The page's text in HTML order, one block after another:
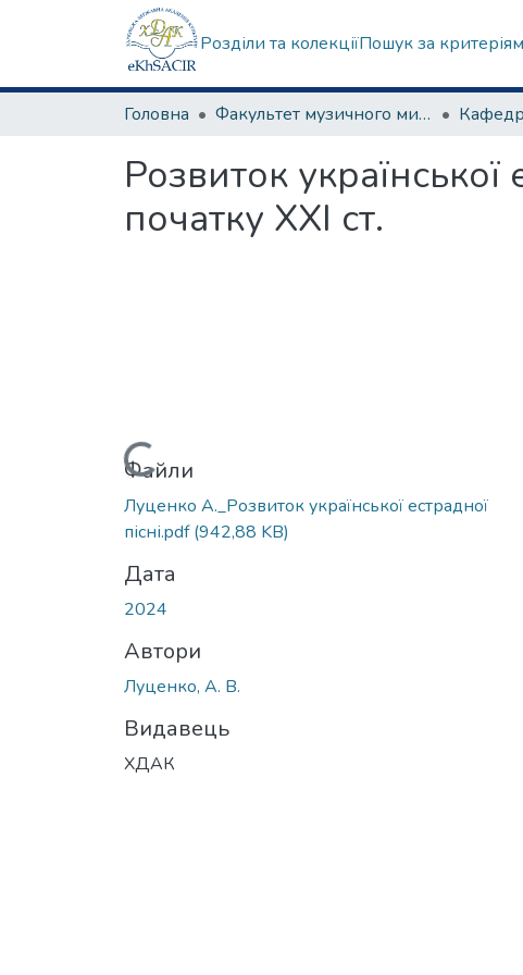
Розділи та колекціїПошук за
Головна Факультет музичного мистецтва
Розвиток
початку ХХІ ст.
Вантажиться...
Файли
Луценко А._Розвиток української естрадної
пісні.pdf(942,88 KB)
Дата
2024
Автори
Луценко, А. В.
Видавець
ХДАК